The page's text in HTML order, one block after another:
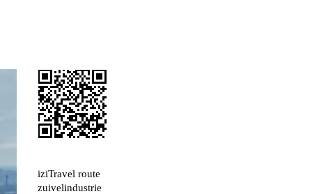
iziTravel route
zuivelindustrie